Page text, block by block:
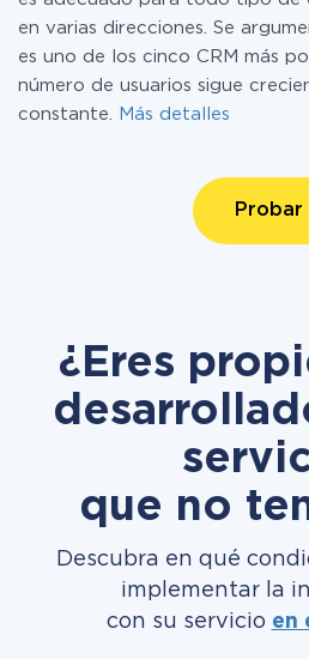
en varias direcciones. Se
es uno de los cinco CRM más
número de usuarios sigue
constante.
Más detalles
Probar
¿Eres
que no
Descubra en qué
implementar la
con su servicio en